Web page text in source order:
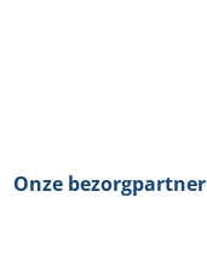
Onze bezorgpartner